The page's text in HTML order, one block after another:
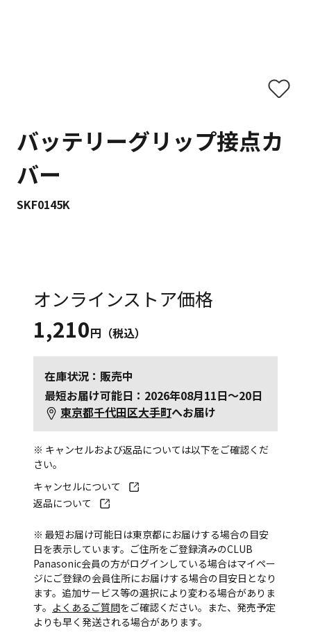
バッテリーグリップ接点カ
バー
SKF0145K
オンラインストア価格
1,210円（税込）
在庫状況：販売中
最短お届け可能日：2026年08月11日～20日
東京都千代田区大手町へお届け
※ キャンセルおよび返品については以下をご確認くだ
さい。
キャンセルについて
返品について
※ 最短お届け可能日は東京都にお届けする場合の目安
日を表示しています。ご住所をご登録済みのCLUB
Panasonic会員の方がログインしている場合はマイペー
ジにご登録の会員住所にお届けする場合の目安日となり
ます。追加サービス等の選択により変わる場合がありま
す。 よくあるご質問をご確認ください。また、発売予定
よりも早く発送される場合があります。